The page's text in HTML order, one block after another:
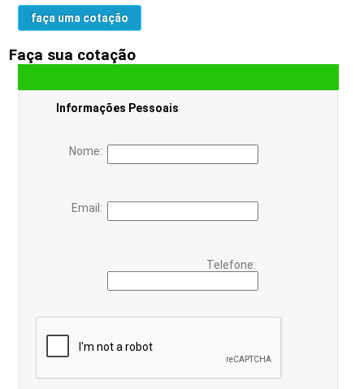
faça uma cotação
Faça sua cotação
Informações Pessoais
Nome:
Email:
Telefone: